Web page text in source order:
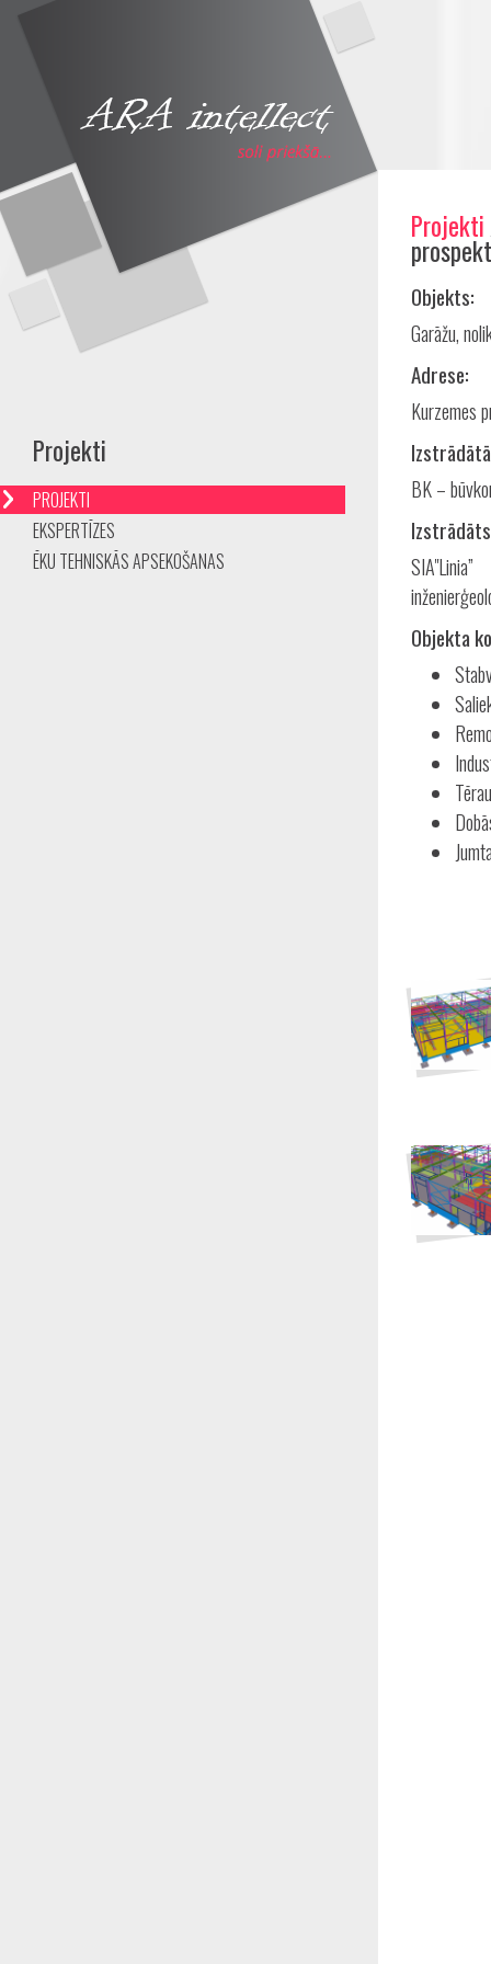
Projekti
PROJEKTI
EKSPERTĪZES
ĒKU TEHNISKĀS APSEKOŠANAS
Share
Projekti
Objekts:
Garāžu,
Adrese:
Kurzemes
BK –
Objekta